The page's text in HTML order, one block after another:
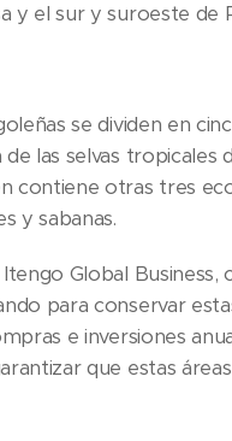
y el sur y suroeste de
se dividen en
las selvas tropicales
contiene otras tres
y sabanas.
Global Business,
para conservar
e inversiones
que estas